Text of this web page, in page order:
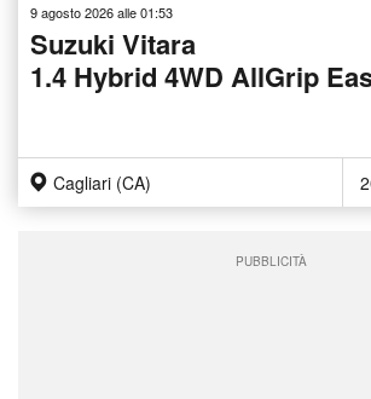
9 agosto 2026 alle 01:53
Suzuki Vitara
1.4 Hybrid 4WD AllGrip
Cagliari (CA)
PUBBLICITÀ